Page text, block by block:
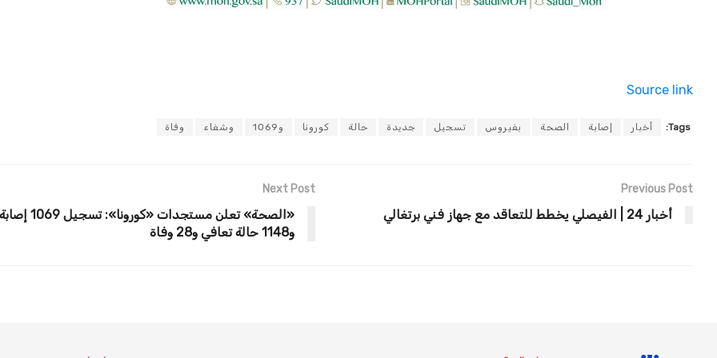
Source link
Tags: أخبار إصابة الصحة بفيروس تسجيل جديدة حالة كورونا و1069 وشفاء وفاة
Previous Post
أخبار 24 | الفيصلي يخطط للتعاقد مع جهاز فني برتغالي
Next Post
«الصحة» تعلن
و1148 حالة تعافي و28 وفاة